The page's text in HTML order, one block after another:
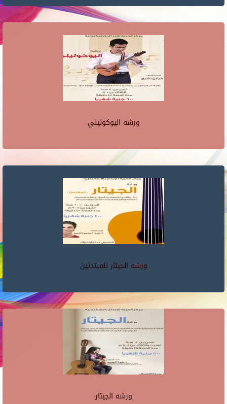
ورشه اليوكوليلي
ورشه الجيتار للمبتدئين
ورشه الجيتار